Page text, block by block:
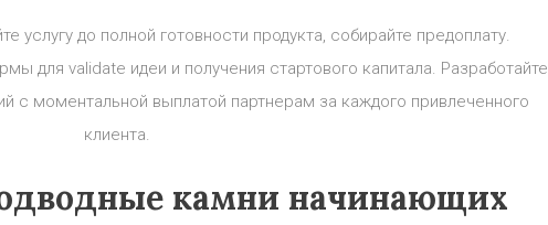
услугу до полной готовности продукта, собирайте предоплату.
для validate идеи и получения стартового капитала. Разработайте
с моментальной выплатой партнерам за каждого привлеченного
клиента.
камни начинающих